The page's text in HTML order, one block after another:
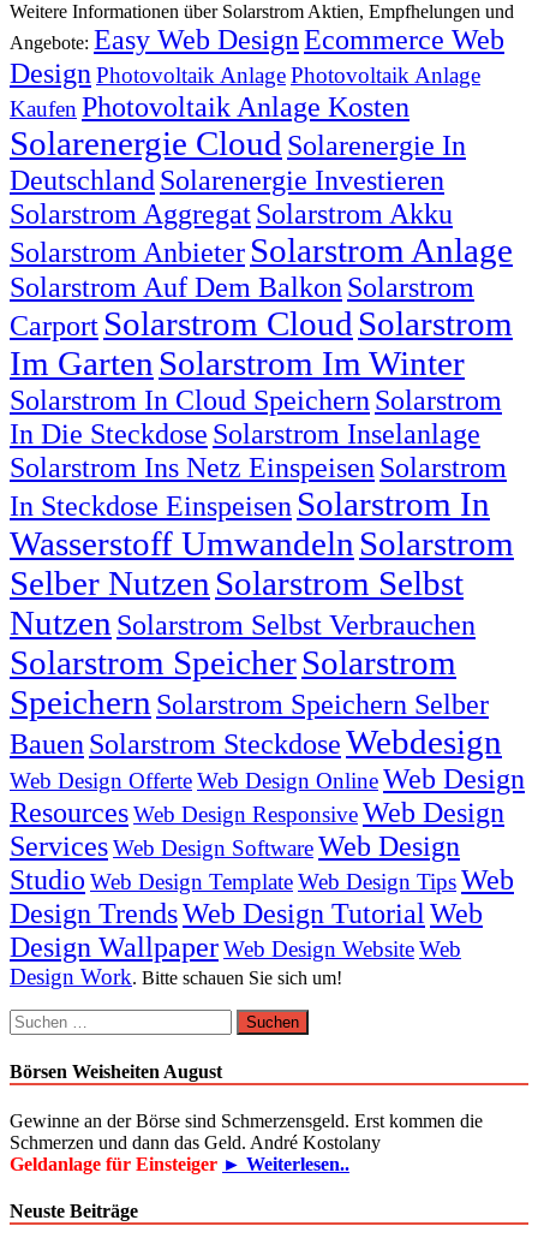
Weitere Informationen über Solarstrom Aktien, Empfhelungen und
Angebote: Easy Web DesignEcommerce Web
Design Photovoltaik AnlagePhotovoltaik Anlage
KaufenPhotovoltaik Anlage Kosten
Solarenergie Cloud Solarenergie In
Deutschland Solarenergie Investieren
Solarstrom AggregatSolarstrom Akku
Solarstrom Anbieter Solarstrom Anlage
Solarstrom Auf Dem Balkon Solarstrom
Carport Solarstrom Cloud Solarstrom
Im Garten Solarstrom Im Winter
Solarstrom In Cloud Speichern Solarstrom
In Die Steckdose Solarstrom Inselanlage
Solarstrom Ins Netz Einspeisen Solarstrom
In Steckdose Einspeisen Solarstrom In
Wasserstoff Umwandeln Solarstrom
Selber Nutzen Solarstrom Selbst
Nutzen Solarstrom Selbst Verbrauchen
Solarstrom SpeicherSolarstrom
Speichern Solarstrom Speichern Selber
Bauen Solarstrom SteckdoseWebdesign
Web Design OfferteWeb Design OnlineWeb Design
ResourcesWeb Design ResponsiveWeb Design
ServicesWeb Design SoftwareWeb Design
Studio Web Design TemplateWeb Design TipsWeb
Design TrendsWeb Design Tutorial Web
Design WallpaperWeb Design WebsiteWeb
Design Work. Bitte schauen Sie sich um!
Suchen
nach:
Börsen Weisheiten August
Gewinne an der Börse sind Schmerzensgeld. Erst kommen die
Schmerzen und dann das Geld. André Kostolany
Geldanlage für Einsteiger ► Weiterlesen..
Neuste Beiträge